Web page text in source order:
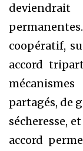
coopératif,
accord
partagés, de
sécheresse,
accord